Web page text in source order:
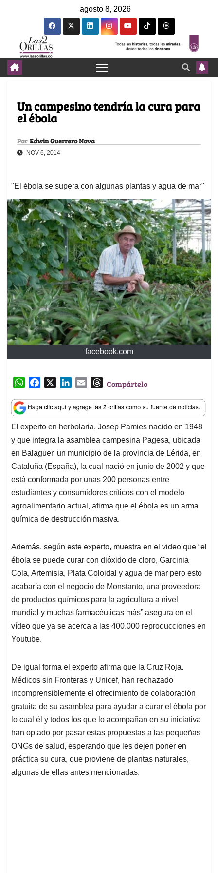
agosto 8, 2026
Un campesino tendría la cura para
el ébola
Por Edwin Guerrero Nova
NOV 6, 2014
"El ébola se supera con algunas plantas y agua de mar"
facebook.com
W
a
t
s
A
p
p
c
e
b
o
o
k
n
k
e
d
I
n
a
i
l
T
r
e
a
d
s
Compártelo
El experto en herbolaria, Josep Pamies nacido en 1948
y que integra la asamblea campesina Pagesa, ubicada
en Balaguer, un municipio de la provincia de Lérida, en
Cataluña (España), la cual nació en junio de 2002 y que
está conformada por unas 200 personas entre
estudiantes y consumidores críticos con el modelo
agroalimentario actual, afirma que el ébola es un arma
química de destrucción masiva.
Además, según este experto, muestra en el video que “el
ébola se puede curar con dióxido de cloro, Garcinia
Cola, Artemisia, Plata Coloidal y agua de mar pero esto
acabaría con el negocio de Monstanto, una proveedora
de productos químicos para la agricultura a nivel
mundial y muchas farmacéuticas más” asegura en el
vídeo que ya se acerca a las 400.000 reproducciones en
Youtube.
De igual forma el experto afirma que la Cruz Roja,
Médicos sin Fronteras y Unicef, han rechazado
incomprensiblemente el ofrecimiento de colaboración
gratuita de su asamblea para ayudar a curar el ébola por
lo cual él y todos los que lo acompañan en su iniciativa
han optado por pasar estas propuestas a las pequeñas
ONGs de salud, esperando que les dejen poner en
práctica su cura, que proviene de plantas naturales,
algunas de ellas antes mencionadas.